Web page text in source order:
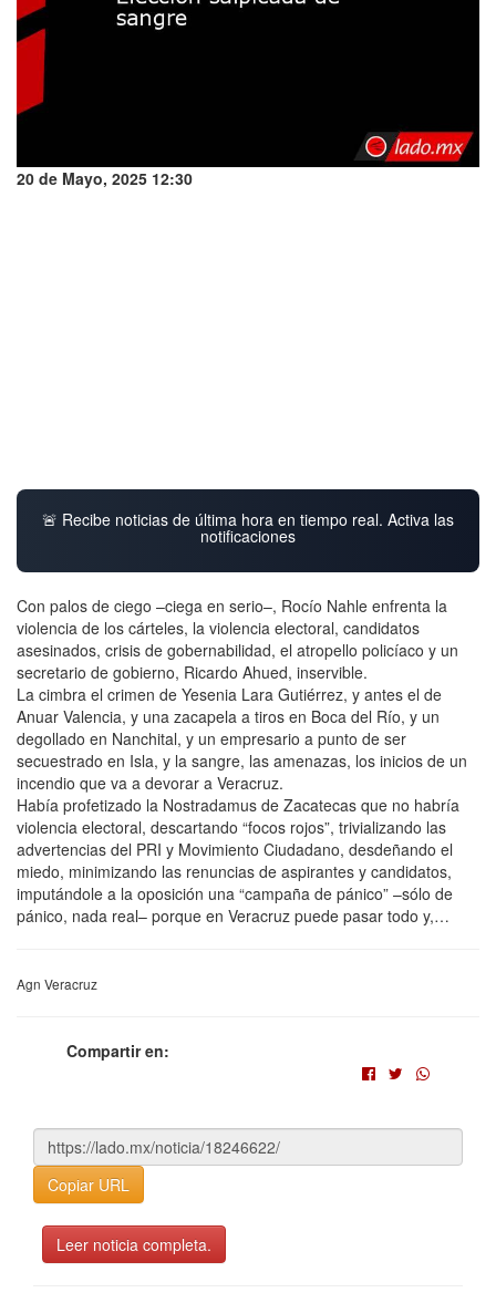
20 de Mayo, 2025 12:30
🚨 Recibe noticias de última hora en tiempo real. Activa las
notificaciones
Con palos de ciego –ciega en serio–, Rocío Nahle enfrenta la
violencia de los cárteles, la violencia electoral, candidatos
asesinados, crisis de gobernabilidad, el atropello policíaco y un
secretario de gobierno, Ricardo Ahued, inservible.
La cimbra el crimen de Yesenia Lara Gutiérrez, y antes el de
Anuar Valencia, y una zacapela a tiros en Boca del Río, y un
degollado en Nanchital, y un empresario a punto de ser
secuestrado en Isla, y la sangre, las amenazas, los inicios de un
incendio que va a devorar a Veracruz.
Había profetizado la Nostradamus de Zacatecas que no habría
violencia electoral, descartando “focos rojos”, trivializando las
advertencias del PRI y Movimiento Ciudadano, desdeñando el
miedo, minimizando las renuncias de aspirantes y candidatos,
imputándole a la oposición una “campaña de pánico” –sólo de
pánico, nada real– porque en Veracruz puede pasar todo y,…
Agn Veracruz
Compartir en:
Copiar URL
Leer noticia completa.